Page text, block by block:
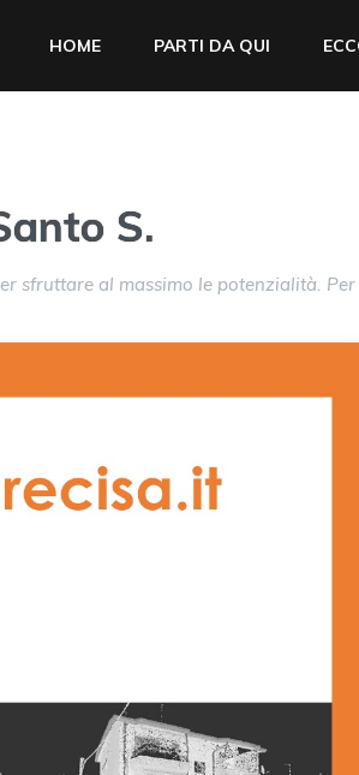
HOME PARTI DA QUI
S.
sfruttare al massimo le potenzialità. Per